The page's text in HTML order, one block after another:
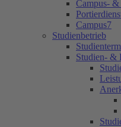
Campus- &
Campus7
Studienbetrieb
Studien- &